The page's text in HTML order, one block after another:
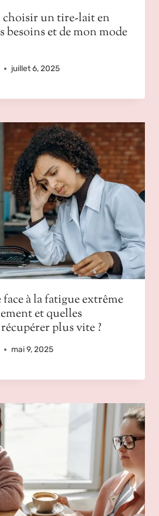
un tire-lait en
besoins et de mon mode
juillet 6, 2025
à la fatigue extrême
et quelles
plus vite ?
mai 9, 2025